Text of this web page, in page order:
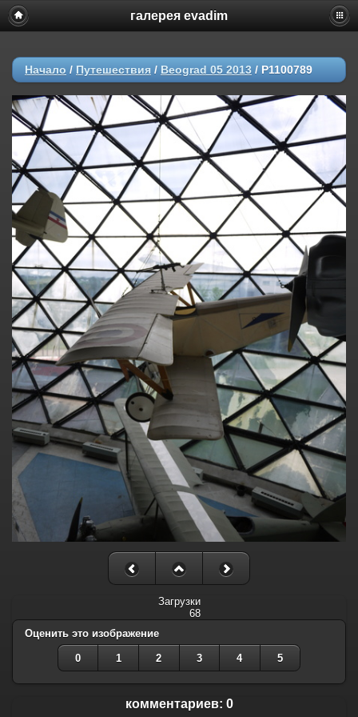
галерея evadim
Начало / Путешествия / Beograd 05 2013 / P1100789
Загрузки
68
Оценить это изображение
0 1 2 3 4 5
комментариев: 0